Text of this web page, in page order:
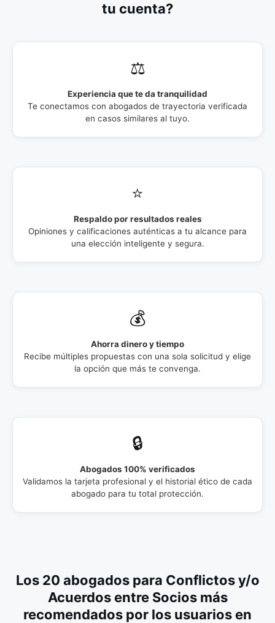
tu cuenta?
⚖️
Experiencia que te da tranquilidad
Te conectamos con abogados de trayectoria verificada
en casos similares al tuyo.
⭐
Respaldo por resultados reales
Opiniones y calificaciones auténticas a tu alcance para
una elección inteligente y segura.
💰
Ahorra dinero y tiempo
Recibe múltiples propuestas con una sola solicitud y elige
la opción que más te convenga.
🔒
Abogados 100% verificados
Validamos la tarjeta profesional y el historial ético de cada
abogado para tu total protección.
Los 20 abogados para Conflictos y/o
Acuerdos entre Socios más
recomendados por los usuarios en